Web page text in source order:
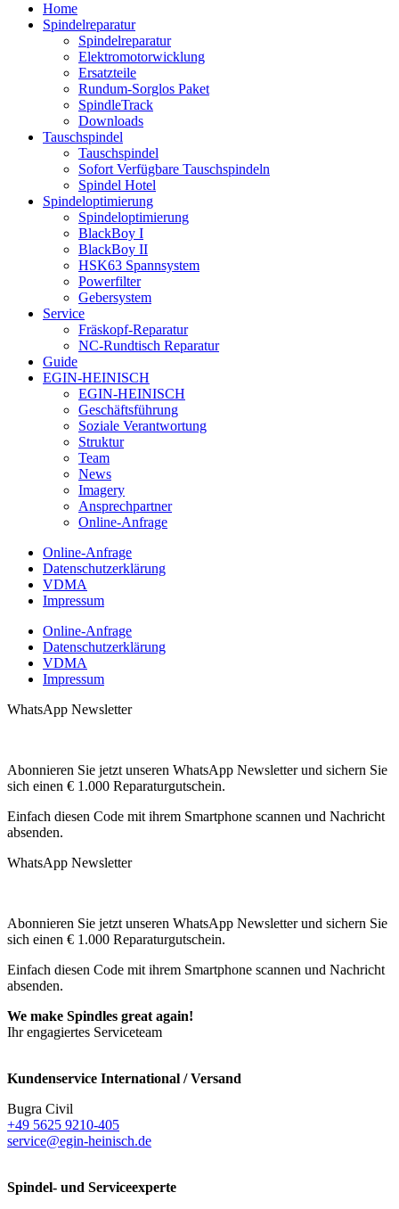
Home
Spindelreparatur
Spindelreparatur
Elektromotorwicklung
Ersatzteile
Rundum-Sorglos Paket
SpindleTrack
Downloads
Tauschspindel
Tauschspindel
Sofort Verfügbare Tauschspindeln
Spindel Hotel
Spindeloptimierung
Spindeloptimierung
BlackBoy I
BlackBoy II
HSK63 Spannsystem
Powerfilter
Gebersystem
Service
Fräskopf-Reparatur
NC-Rundtisch Reparatur
Guide
EGIN-HEINISCH
EGIN-HEINISCH
Geschäftsführung
Soziale Verantwortung
Struktur
Team
News
Imagery
Ansprechpartner
Online-Anfrage
Online-Anfrage
Datenschutzerklärung
VDMA
Impressum
Online-Anfrage
Datenschutzerklärung
VDMA
Impressum
WhatsApp Newsletter
Abonnieren Sie jetzt unseren WhatsApp Newsletter und sichern Sie
sich einen € 1.000 Reparaturgutschein.
Einfach diesen Code mit ihrem Smartphone scannen und Nachricht
absenden.
WhatsApp Newsletter
Abonnieren Sie jetzt unseren WhatsApp Newsletter und sichern Sie
sich einen € 1.000 Reparaturgutschein.
Einfach diesen Code mit ihrem Smartphone scannen und Nachricht
absenden.
We make Spindles great again!
Ihr engagiertes Serviceteam
Kundenservice International / Versand
Bugra Civil
+49 5625 9210-405
service@egin-heinisch.de
Spindel- und Serviceexperte